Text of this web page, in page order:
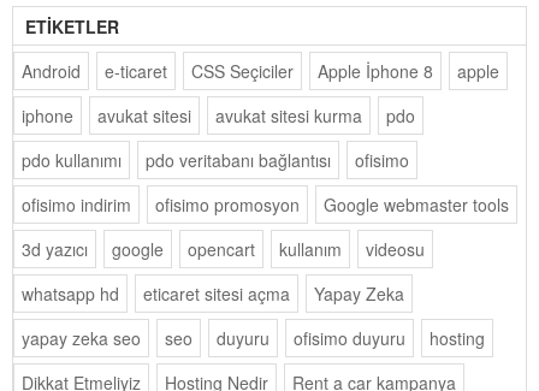
ETİKETLER
Android
e-ticaret CSS Seçiciler Apple İphone 8
apple
iphone
avukat sitesi avukat sitesi kurma
pdo
pdo kullanımı
pdo veritabanı bağlantısı
ofisimo
ofisimo indirim
ofisimo promosyon
Google webmaster tools
3d yazıcı
google opencart kullanım
videosu
whatsapp hd
eticaret sitesi açma
Yapay Zeka
yapay zeka seo
seo duyuru ofisimo duyuru
hosting
Dikkat Etmeliyiz
Hosting Nedir Rent a car kampanya